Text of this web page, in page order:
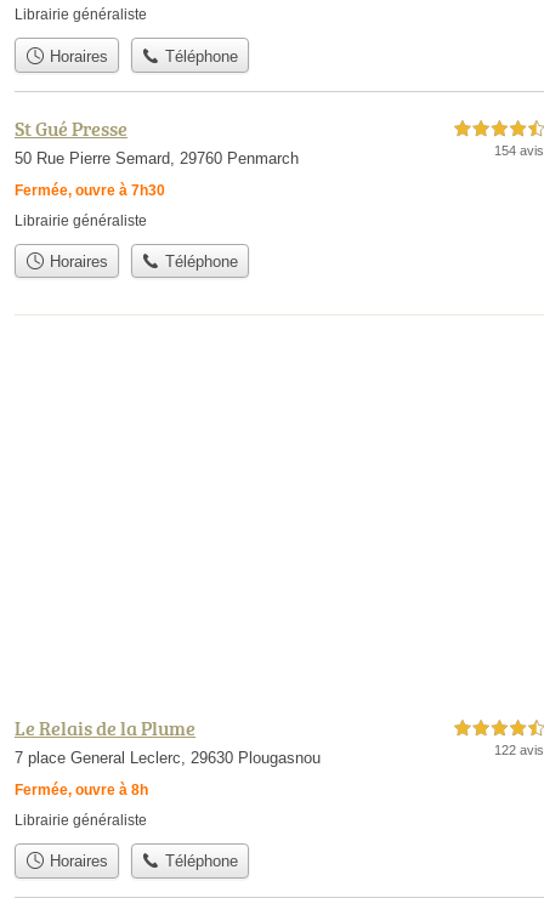
Librairie généraliste
Horaires Téléphone
St Gué Presse
50 Rue Pierre Semard, 29760 Penmarch
Fermée, ouvre à 7h30
4,5 étoiles sur 5
154 avis
Librairie généraliste
Horaires Téléphone
Le Relais de la Plume
7 place General Leclerc, 29630 Plougasnou
Fermée, ouvre à 8h
4,5 étoiles sur 5
122 avis
Librairie généraliste
Horaires Téléphone